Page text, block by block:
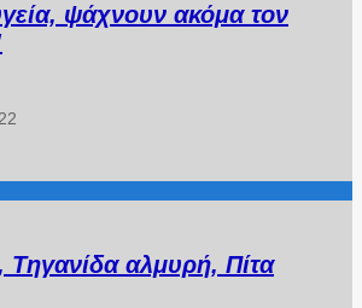
ψάχνουν ακόμα τον
Τηγανίδα αλμυρή, Πίτα